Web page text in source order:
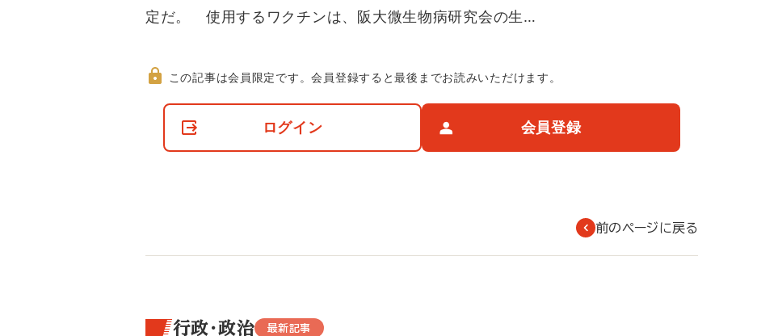
定だ。 使用するワクチンは、阪大微生物病研究会の生…
て
この記事は会員限定です。会員登録すると最後までお読みいただけます。
ログイン 会員登録
前のページに戻る
行政・政治 最新記事